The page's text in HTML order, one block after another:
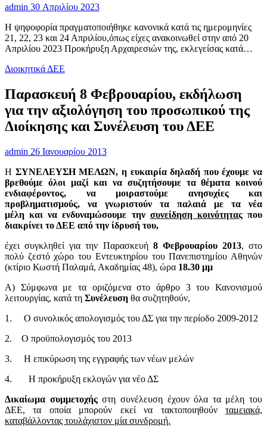
admin 30 Απριλίου 2023
Η ψηφοφορία πραγματοποιήθηκε κανονικά κατά τις ημερομηνίες
21, 22, 23 και 24 Απριλίου,όπως είχες ανακοινωθεί στην από 20
Απριλίου 2023 Προκήρυξη Αρχαιρεσιών της, εκλεγείσας κατά…
Διοικητικά ΔΕΕ
Παρασκευή 8 Φεβρουαρίου, εκδήλωση
για την αξιολόγηση του προσωπικού της
Διοίκησης και Συνέλευση του ΔΕΕ
admin 26 Ιανουαρίου 2013
Η ΣΥΝΕΛΕΥΣΗ ΜΕΛΩΝ, η ευκαιρία δηλαδή που έχουμε να
βρεθούμε όλοι μαζί και να συζητήσουμε τα θέματα κοινού
ενδιαφέροντος, να μοιραστούμε ανησυχίες και
προβληματισμούς, να γνωριστούν τα παλαιά με τα νέα
μέληκαι να ενδυναμώσουμε την συνείδηση κοινότηταςπου
διακρίνει το ΔΕΕ από την ίδρυσή του,
έχει συγκληθεί για την Παρασκευή 8 Φεβρουαρίου 2013, στο
πολύ ζεστό χώρο του Εντευκτηρίου του Πανεπιστημίου Αθηνών
(κτίριο Κωστή Παλαμά, Ακαδημίας 48), ώρα 18.30 μμ
Α) Σύμφωνα με τα οριζόμενα στο άρθρο 3 του Κανονισμού
λειτουργίας, κατά τη Συνέλευση θα συζητηθούν,
1. Ο συνολικός απολογισμός του ΔΣ για την περίοδο 2009-2012
2. Ο προϋπολογισμός του 2013
3. Η επικύρωση της εγγραφής των νέων μελών
4. Η προκήρυξη εκλογών για νέο ΔΣ
Δικαίωμα συμμετοχήςστη συνέλευση έχουν όλα τα μέλη του
ΔΕΕ, τα οποία μπορούν εκεί να τακτοποιηθούν ταμειακά,
καταβάλλοντας τουλάχιστον μία συνδρομή.